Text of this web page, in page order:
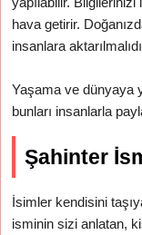
hava getirir.
insanlara
Yaşama ve dünyaya
bunları insanlarla
Şahinter
İsimler kendisini
isminin sizi anlatan,